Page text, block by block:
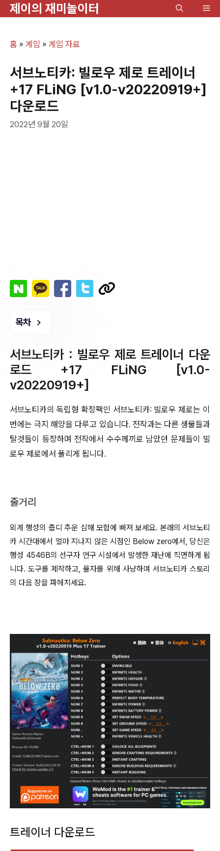
제이의 재미놀이터
메
홈 » 게임 » 게임 자료
서브노티카: 빌로우 제로 트레이너
+17 FLiNG [v1.0-v20220919+]
다운로드
2022년 9월 20일
목차
서브노티카 : 빌로우 제로 트레이너 다운
로드 +17 FLiNG [v1.0-
v20220919+]
서브노티카의 독립형 확장팩인 서브노티카: 빌로우 제로는 이
번에는 극지 해양을 다루고 있습니다. 전작과는 다른 생물들과
탈것들이 등장하며 전작에서 수수께끼로 남았던 문제들이 빌
로우 제로에서 풀리게 됩니다.
줄거리
외계 행성의 춥디 추운 심해 모험에 빠져 보세요. 본래의 서브노티
카 시간대에서 얼마 지나지 않은 시점인 Below zero에서, 당신은
행성 4546B의 선구자 연구 시설에서 발생한 재난에 직면하게 됩
니다. 도구를 제작하고, 물자를 위해 사냥하며 서브노티카 스토리
의 다음 장을 파헤치세요.
트레이너 다운로드